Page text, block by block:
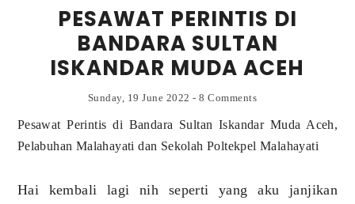
PESAWAT PERINTIS DI
BANDARA SULTAN
ISKANDAR MUDA ACEH
Sunday, 19 June 2022-8 Comments
Pesawat Perintis di Bandara Sultan Iskandar Muda Aceh,
Pelabuhan Malahayati dan Sekolah Poltekpel Malahayati
Hai kembali lagi nih seperti yang aku janjikan